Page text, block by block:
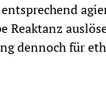
Reaktanz
dennoch für